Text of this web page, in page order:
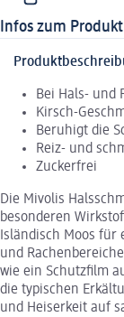
Infos zum Produkt
Bei Hals- und
Kirsch-
Beruhigt die
Reiz- und
Zuckerfrei
Die Mivolis
besonderen
Isländisch Moos für
und
wie ein Schutzfilm
die typischen
und Heiserkeit auf